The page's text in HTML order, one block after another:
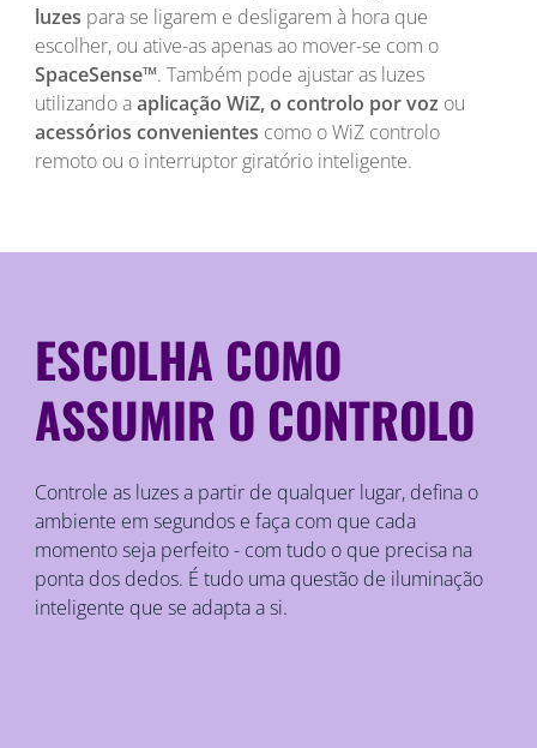
luzes para se ligarem e desligarem à hora que
escolher, ou ative-as apenas ao mover-se com o
SpaceSense™. Também pode ajustar as luzes
utilizando aaplicação WiZ, o controlo por voz ou
acessórios convenientes como o WiZ controlo
remoto ou o interruptor giratório inteligente.
ESCOLHA COMO
ASSUMIR O CONTROLO
Controle as luzes a partir de qualquer lugar, defina o
ambiente em segundos e faça com que cada
momento seja perfeito - com tudo o que precisa na
ponta dos dedos. É tudo uma questão de iluminação
inteligente que se adapta a si.